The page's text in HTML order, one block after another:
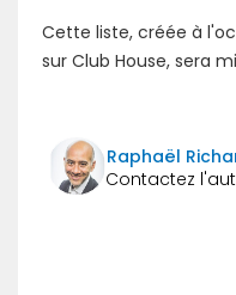
Cette liste, créée à
sur Club House, sera
Raphaël